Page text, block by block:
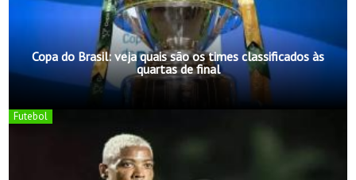
Copa do Brasil: veja quais são os times classificados às
quartas de final
Futebol